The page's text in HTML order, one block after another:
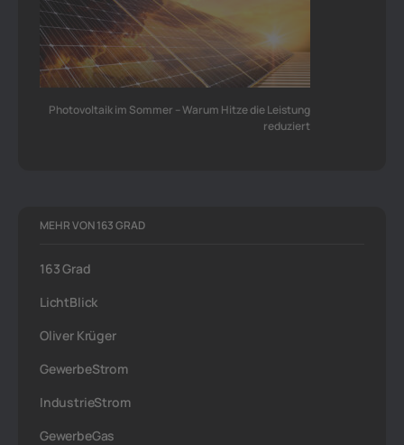
Photovoltaik im Sommer – Warum Hitze die Leistung
reduziert
MEHR VON 163 GRAD
163 Grad
LichtBlick
Oliver Krüger
GewerbeStrom
IndustrieStrom
GewerbeGas